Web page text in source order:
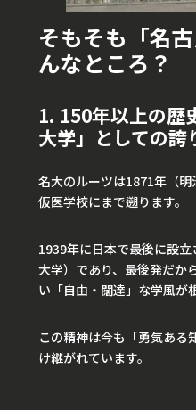
そもそも「名
んなところ？
1. 150年以上の歴
大学」としての誇
名大のルーツは1871年（明
仮医学校にまで遡ります。
1939年に日本で最後に設
大学）であり、最後発だか
い「自由・闊達」な学風が
この精神は今も「勇気ある
け継がれています。